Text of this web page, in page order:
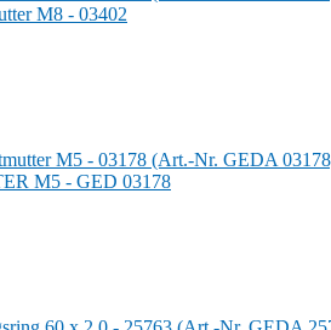
M8 - 03402
M5 - GED 03178